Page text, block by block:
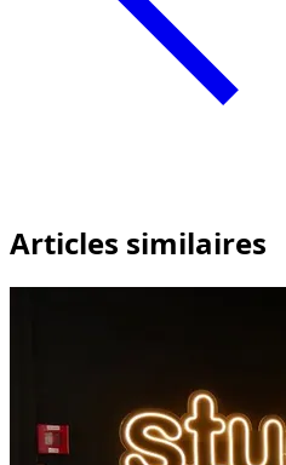
Articles similaires